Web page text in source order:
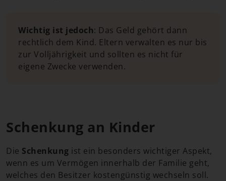
Wichtig ist jedoch: Das Geld gehört dann
rechtlich dem Kind. Eltern verwalten es nur bis
zur Volljährigkeit und sollten es nicht für
eigene Zwecke verwenden.
Schenkung an Kinder
Die Schenkung ist ein besonders wichtiger Aspekt,
wenn es um Vermögen innerhalb der Familie geht,
welches den Besitzer kostengünstig wechseln soll.